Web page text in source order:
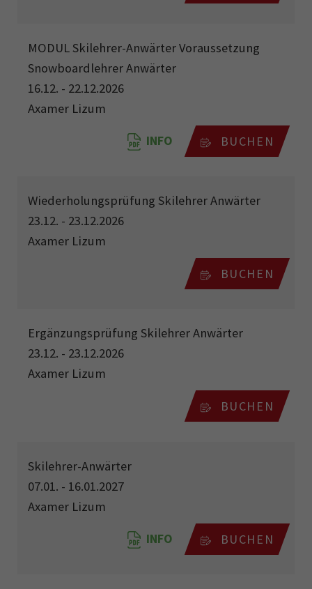
MODUL Skilehrer-Anwärter Voraussetzung
Snowboardlehrer Anwärter
16.12. - 22.12.2026
Axamer Lizum
INFO BUCHEN
Wiederholungsprüfung Skilehrer Anwärter
23.12. - 23.12.2026
Axamer Lizum
BUCHEN
Ergänzungsprüfung Skilehrer Anwärter
23.12. - 23.12.2026
Axamer Lizum
BUCHEN
Skilehrer-Anwärter
07.01. - 16.01.2027
Axamer Lizum
INFO BUCHEN